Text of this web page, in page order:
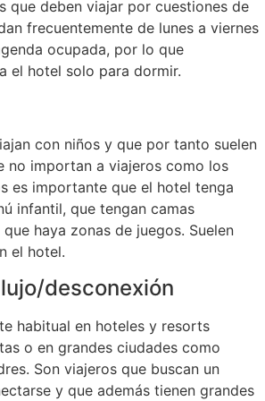
que deben viajar por cuestiones de
frecuentemente de lunes a viernes
ocupada, por lo que
el hotel solo para dormir.
con niños y que por tanto suelen
no importan a viajeros como los
es importante que el hotel tenga
infantil, que tengan camas
haya zonas de juegos. Suelen
el hotel.
desconexión
habitual en hoteles y resorts
o en grandes ciudades como
Son viajeros que buscan un
y que además tienen grandes